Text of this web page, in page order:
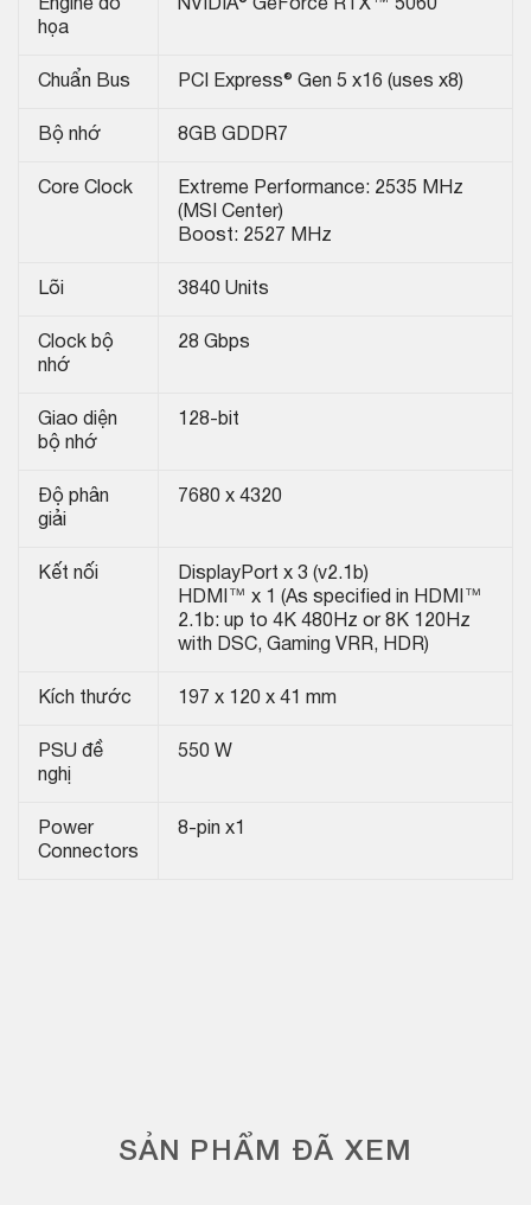
Engine đồ
họa
NVIDIA® GeForce RTX™ 5060
Chuẩn Bus PCI Express® Gen 5 x16 (uses x8)
Bộ nhớ 8GB GDDR7
Core Clock
Extreme Performance: 2535 MHz
(MSI Center)
Boost: 2527 MHz
Lõi 3840 Units
Clock bộ
nhớ
28 Gbps
Giao diện
bộ nhớ
128-bit
Độ phân
giải
7680 x 4320
Kết nối
DisplayPort x 3 (v2.1b)
HDMI™ x 1 (As specified in HDMI™
2.1b: up to 4K 480Hz or 8K 120Hz
with DSC, Gaming VRR, HDR)
Kích thước 197 x 120 x 41 mm
PSU đề
nghị
550 W
Power
Connectors
8-pin x1
SẢN PHẨM ĐÃ XEM